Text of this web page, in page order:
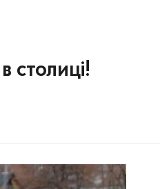
столиці!